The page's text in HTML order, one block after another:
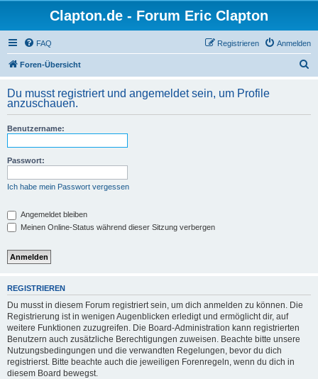
Clapton.de - Forum Eric Clapton
FAQ Anmelden
Registrieren
Foren-Übersicht
h
Du musst registriert und angemeldet sein, um Profile
anzuschauen.
Benutzername:
Passwort:
Ich habe mein Passwort vergessen
Angemeldet bleiben
Meinen Online-Status während dieser Sitzung verbergen
REGISTRIEREN
Du musst in diesem Forum registriert sein, um dich anmelden zu können. Die
Registrierung ist in wenigen Augenblicken erledigt und ermöglicht dir, auf
weitere Funktionen zuzugreifen. Die Board-Administration kann registrierten
Benutzern auch zusätzliche Berechtigungen zuweisen. Beachte bitte unsere
Nutzungsbedingungen und die verwandten Regelungen, bevor du dich
registrierst. Bitte beachte auch die jeweiligen Forenregeln, wenn du dich in
diesem Board bewegst.